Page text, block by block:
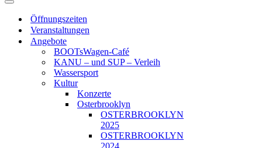
Navigationsmenü
Öffnungszeiten
Veranstaltungen
Angebote
BOOTsWagen-Café
KANU – und SUP – Verleih
Wassersport
Kultur
Konzerte
Osterbrooklyn
OSTERBROOKLYN
2025
OSTERBROOKLYN
2024